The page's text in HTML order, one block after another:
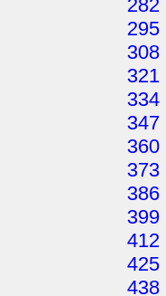
282
295
308
321
334
347
360
373
386
399
412
425
438